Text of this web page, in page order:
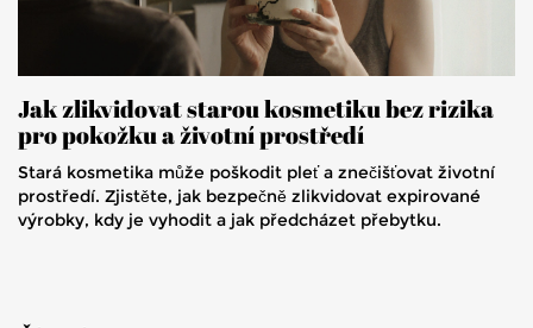
Jak zlikvidovat starou kosmetiku bez rizika
pro pokožku a životní prostředí
Stará kosmetika může poškodit pleť a znečišťovat životní
prostředí. Zjistěte, jak bezpečně zlikvidovat expirované
výrobky, kdy je vyhodit a jak předcházet přebytku.